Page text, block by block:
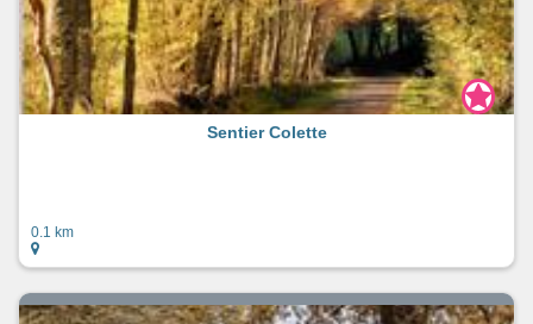
Sentier Colette
0.1 km